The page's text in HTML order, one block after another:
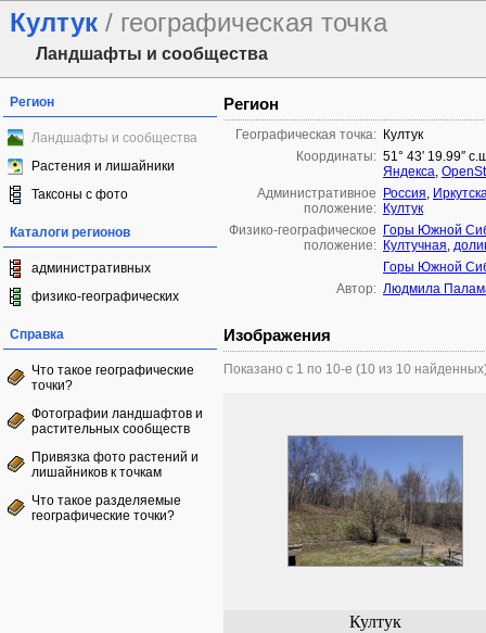
Култук / географическая точка
Ландшафты и сообщества
Регион
Ландшафты и сообщества
Растения и лишайники
Таксоны с фото
Каталоги регионов
административных
физико-географических
Справка
Что такое географические
точки?
Фотографии ландшафтов и
растительных сообществ
Привязка фото растений и
лишайников к точкам
Что такое разделяемые
географические точки?
Регион
Географическая точка: Култук
Координаты: 51° 43′ 19.99″
Яндекса,
Административное
положение:
Россия,
Култук
Физико-географическое
положение:
Горы Южной
Култучная,
Горы Южной
Автор: Людмила
Изображения
Показано с 1 по 10-е (10 из 10
Култук